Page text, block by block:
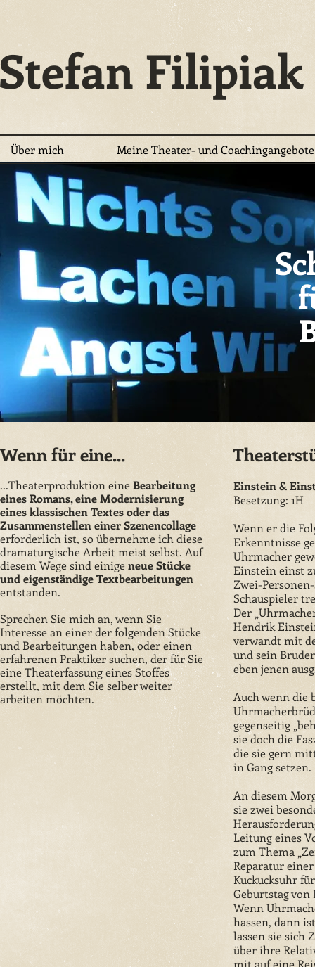
Filipiak
Wenn für eine...
...Theaterproduktion eineBearbeitung
eines Romans, eine Modernisierung
eines klassischen Textes oder das
Zusammenstellen einer Szenencollage
erforderlich ist, so übernehme ich diese
dramaturgische Arbeit meist selbst. Auf
diesem Wege sind einigeneue Stücke
und eigenständige Textbearbeitungen
entstanden.
Sprechen Sie mich an, wenn Sie
Interesse an einer der folgenden Stücke
und Bearbeitungen haben, oder einen
erfahrenen Praktiker suchen, der für Sie
eine Theaterfassung eines Stoffes
erstellt, mit dem Sie selber weiter
arbeiten möchten.
Einstein &
Besetzung: 1H
Wenn er die
Erkenntnisse
Uhrmacher
Einstein einst
Zwei-
Schauspieler
Der
Hendrik
verwandt mit
und sein
eben jenen
Auch wenn die
gegenseitig
sie doch die
die sie gern
in Gang setzen.
An diesem
sie zwei
Leitung eines
zum Thema
Reparatur
Kuckucksuhr
Geburtstag von
Wenn
hassen, dann
lassen sie sich
über ihre
mit auf eine
Über mich Meine Theater- und Coachingangebote